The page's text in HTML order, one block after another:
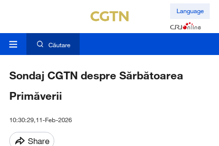
Language
Căutare
Sondaj CGTN despre Sărbătoarea
Primăverii
10:30:29,11-Feb-2026
Share